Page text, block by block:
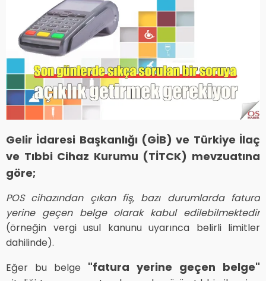
Gelir İdaresi Başkanlığı (GİB) ve Türkiye İlaç
ve Tıbbi Cihaz Kurumu (TİTCK) mevzuatına
göre;
POS cihazından çıkan fiş, bazı durumlarda fatura
yerine geçen belge olarak kabul edilebilmektedir
(örneğin vergi usul kanunu uyarınca belirli limitler
dahilinde).
Eğer bu belge "fatura yerine geçen belge"